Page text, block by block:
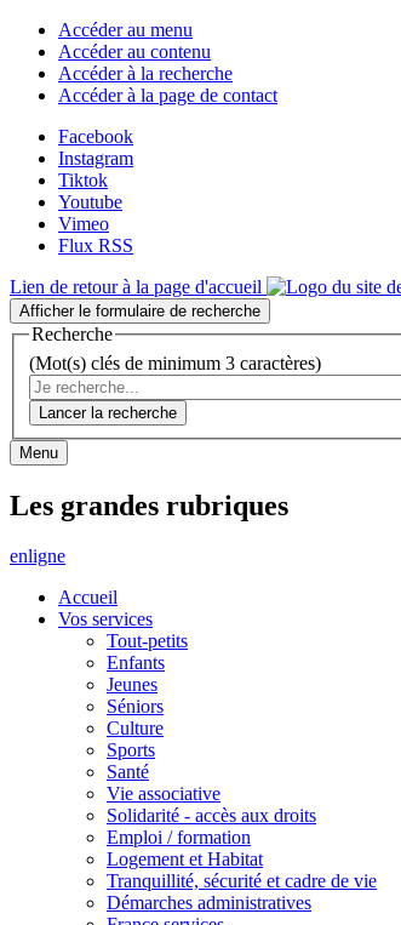
Accéder au menu
Accéder au contenu
Accéder à la recherche
Accéder à la page de contact
Facebook
Instagram
Tiktok
Youtube
Vimeo
Flux RSS
Lien de retour à la page d'accueil
Afficher le formulaire de recherche
Recherche
(Mot(s) clés de minimum 3 caractères)
Lancer la recherche
Menu
Les grandes rubriques
enligne
Accueil
Vos services
Tout-petits
Enfants
Jeunes
Séniors
Culture
Sports
Santé
Vie associative
Solidarité - accès aux droits
Emploi / formation
Logement et Habitat
Tranquillité, sécurité et cadre de vie
Démarches administratives